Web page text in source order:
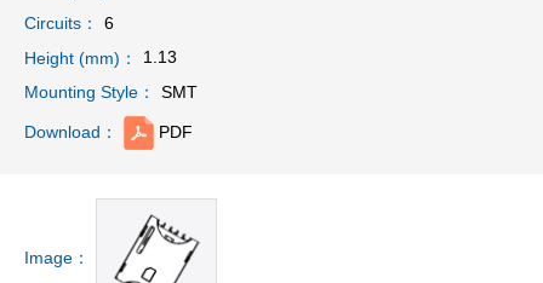
Circuits：
6
Height (mm)：
1.13
Mounting Style：
SMT
Download： PDF
Image：